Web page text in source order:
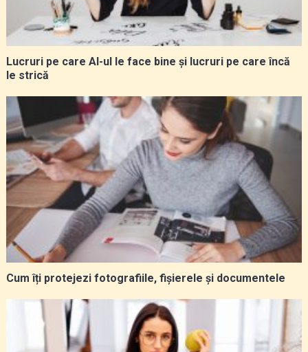
Lucruri pe care AI-ul le face bine și lucruri pe care încă
le strică
Cum îți protejezi fotografiile, fișierele și documentele